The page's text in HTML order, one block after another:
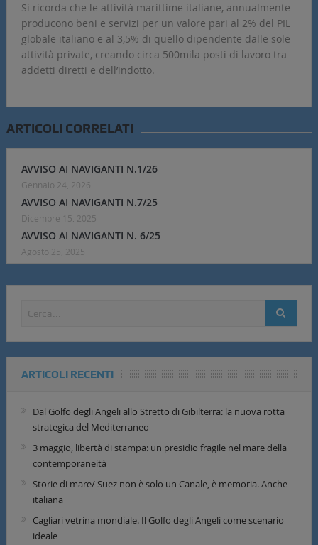
Si ricorda che le attività marittime italiane, annualmente
producono beni e servizi per un valore pari al 2% del PIL
globale italiano e al 3,5% di quello dipendente dalle sole
attività private, creando circa 500mila posti di lavoro tra
addetti diretti e dell’indotto.
ARTICOLI CORRELATI
AVVISO AI NAVIGANTI N.1/26
Gennaio 24, 2026
AVVISO AI NAVIGANTI N.7/25
Dicembre 15, 2025
AVVISO AI NAVIGANTI N. 6/25
Agosto 25, 2025
ARTICOLI RECENTI
Dal Golfo degli Angeli allo Stretto di Gibilterra: la nuova rotta
strategica del Mediterraneo
3 maggio, libertà di stampa: un presidio fragile nel mare della
contemporaneità
Storie di mare/ Suez non è solo un Canale, è memoria. Anche
italiana
Cagliari vetrina mondiale. Il Golfo degli Angeli come scenario
ideale